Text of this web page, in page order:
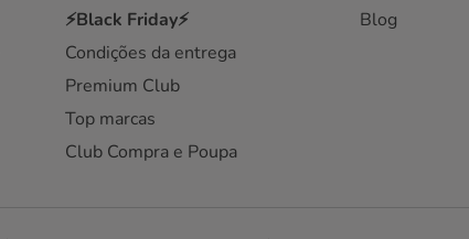
⚡Black Friday⚡
Condições da entrega
Premium Club
Top marcas
Club Compra e Poupa
Blog